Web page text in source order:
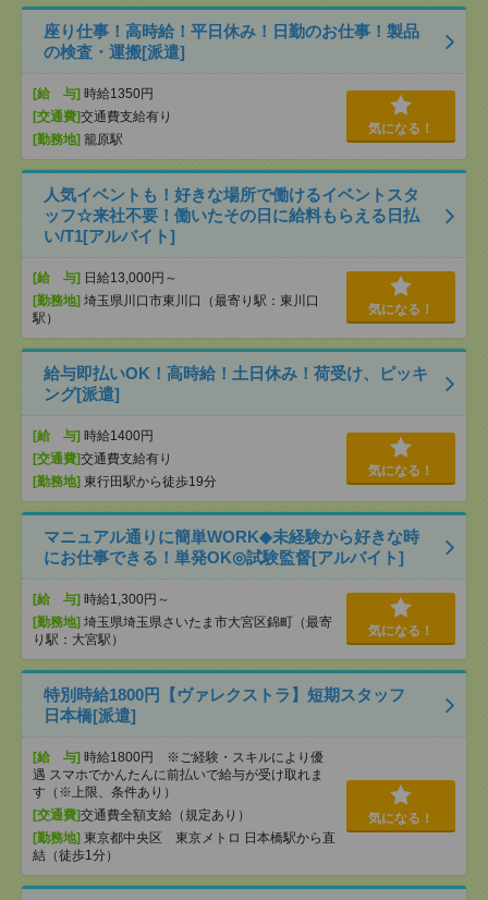
座り仕事！高時給！平日休み！日勤のお仕事！製品
の検査・運搬[派遣]
[給 与] 時給1350円
[交通費]交通費支給有り
[勤務地] 籠原駅
気になる！
人気イベントも！好きな場所で働けるイベントスタ
ッフ☆来社不要！働いたその日に給料もらえる日払
い/T1[アルバイト]
[給 与] 日給13,000円～
[勤務地] 埼玉県川口市東川口（最寄り駅：東川口
駅）
気になる！
給与即払いOK！高時給！土日休み！荷受け、ピッキ
ング[派遣]
[給 与] 時給1400円
[交通費]交通費支給有り
[勤務地] 東行田駅から徒歩19分
気になる！
マニュアル通りに簡単WORK◆未経験から好きな時
にお仕事できる！単発OK◎試験監督[アルバイト]
[給 与] 時給1,300円～
[勤務地] 埼玉県埼玉県さいたま市大宮区錦町（最寄
り駅：大宮駅）
気になる！
特別時給1800円【ヴァレクストラ】短期スタッフ
日本橋[派遣]
[給 与] 時給1800円 ※ご経験・スキルにより優
遇 スマホでかんたんに前払いで給与が受け取れま
す（※上限、条件あり）
[交通費]交通費全額支給（規定あり）
[勤務地] 東京都中央区 東京メトロ 日本橋駅から直
結（徒歩1分）
気になる！